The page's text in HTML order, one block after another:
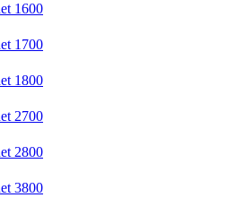
1600
1700
1800
2700
2800
3800